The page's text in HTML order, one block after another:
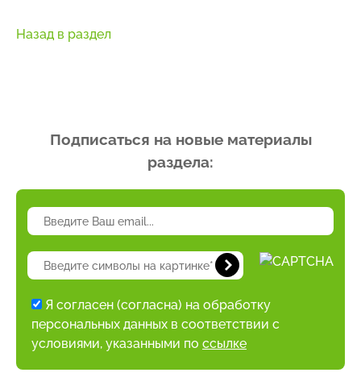
Назад в раздел
Подписаться на новые материалы
раздела:
Я согласен (согласна) на обработку
персональных данных в соответствии с
условиями, указанными по ссылке